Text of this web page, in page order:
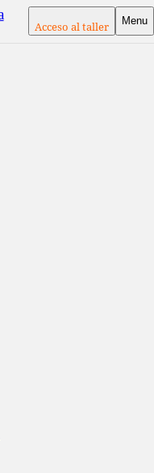
Acceso al taller Menu